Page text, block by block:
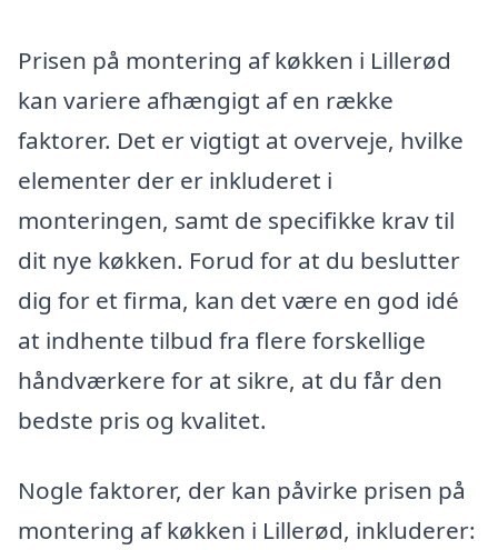
Prisen på montering af køkken i Lillerød
kan variere afhængigt af en række
faktorer. Det er vigtigt at overveje, hvilke
elementer der er inkluderet i
monteringen, samt de specifikke krav til
dit nye køkken. Forud for at du beslutter
dig for et firma, kan det være en god idé
at indhente tilbud fra flere forskellige
håndværkere for at sikre, at du får den
bedste pris og kvalitet.
Nogle faktorer, der kan påvirke prisen på
montering af køkken i Lillerød, inkluderer: